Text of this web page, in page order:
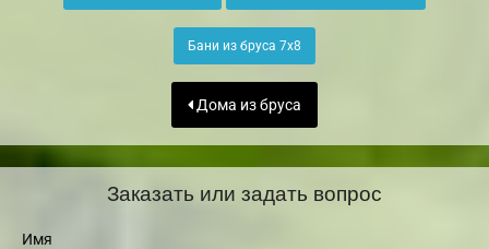
Бани из бруса 7х8
Дома из бруса
Заказать или задать вопрос
Имя